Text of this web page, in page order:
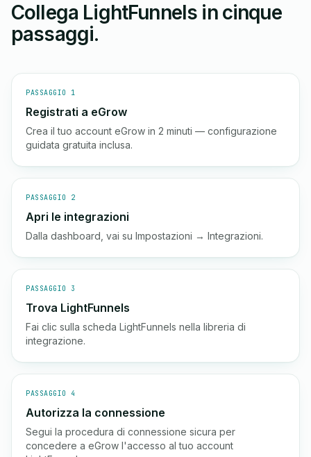
Collega LightFunnels in cinque
passaggi.
PASSAGGIO 1
Registrati a eGrow
Crea il tuo account eGrow in 2 minuti — configurazione
guidata gratuita inclusa.
PASSAGGIO 2
Apri le integrazioni
Dalla dashboard, vai su Impostazioni → Integrazioni.
PASSAGGIO 3
Trova LightFunnels
Fai clic sulla scheda LightFunnels nella libreria di
integrazione.
PASSAGGIO 4
Autorizza la connessione
Segui la procedura di connessione sicura per
concedere a eGrow l'accesso al tuo account